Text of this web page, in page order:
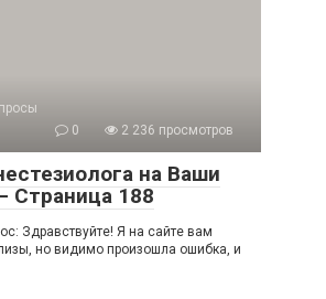
0
2 236 просмотров
на Ваши
Страница 188
Здравствуйте! Я на сайте вам
но видимо произошла ошибка, и